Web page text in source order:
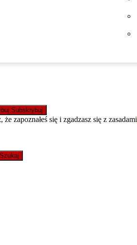
Subskrybuj
zapoznałeś się i zgadzasz się z zasadami
Szukaj